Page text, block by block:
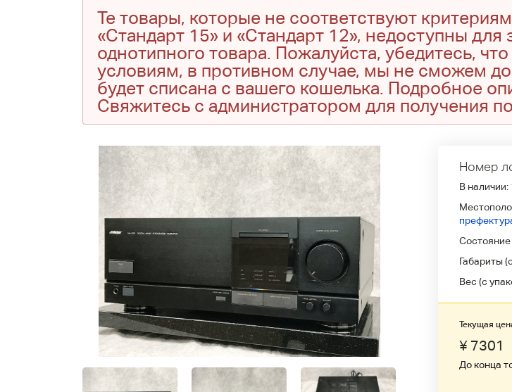
Те товары, которые не соответствуют
«Стандарт 15» и «Стандарт 12», недоступны для
однотипного товара. Пожалуйста, убедитесь,
условиям, в противном случае, мы не сможем
будет списана с вашего кошелька. Подробное
Свяжитесь с администратором для получения
Номер
В наличии:
Состояние
Габариты
Вес (с
Текущая
¥ 7301
До конца